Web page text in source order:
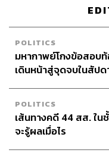
Wow what a
s://t.co/
POLITICS
มหากาพย์โกงข้อสอบ
เดินหน้าสู่จุดจบในสัป
POLITICS
เส้นทางคดี 44 สส. ใน
จะรู้ผลเมื่อไร